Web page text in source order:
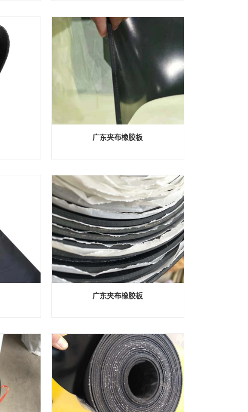
广东夹布橡胶板
广东夹布橡胶板